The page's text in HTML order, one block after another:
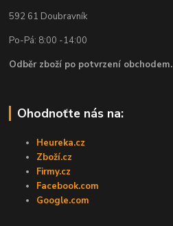
592 61 Doubravník
Po-Pá: 8:00 -14:00
Odběr zboží po potvrzení obchodem.
Ohodnoťte nás na:
Heureka.cz
Zboží.cz
Firmy.cz
Facebook.com
Google.com